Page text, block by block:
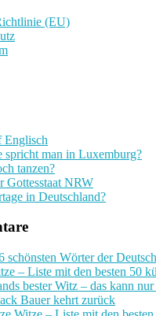
(EU)
Englisch
spricht man in Luxemburg?
tanzen?
Gottesstaat NRW
in Deutschland?
schönsten Wörter der
– Liste mit den besten 50
bester Witz – das kann
Bauer kehrt zurück